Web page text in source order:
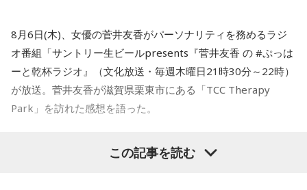
＜8月12日(水)のTOPICS＞
アーリー選曲✕アナログタロウの初コラボ！
放送1400回記念！
オールアーリー選曲✕アナログタロウの初コラボ！
8月6日(木)、女優の菅井友香がパーソナリティを務めるラジ
オ番組「サントリー生ビールpresents『菅井友香 の #ぷっは
ーと乾杯ラジオ』（文化放送・毎週木曜日21時30分～22時）
が放送。菅井友香が滋賀県栗東市にある「TCC Therapy
Park」を訪れた感想を語った。
この記事を読む